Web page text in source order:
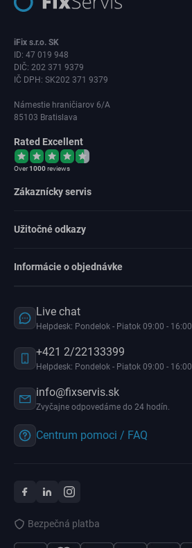
iFix s.r.o. SK
ID: 47 019 948
DIČ: 202 371 9379
IČ DPH: SK202 371 9379
Námestie hraničiarov 6/A
85103 Bratislava
Rated Excellent
Over1000reviews
Zákaznícky servis
Užitočné odkazy
Informácie o objednávke
Live chat
Helpdesk: Pondelok - Piatok 09:00 - 16:00
+421 2/22133399
Helpdesk: Pondelok - Piatok 09:00 - 16:00
info@fixservis.sk
Zvyčajne odpovedáme do 24 hodín.
Centrum pomoci / FAQ
Bezpečná platba